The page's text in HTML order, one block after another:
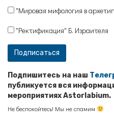
"Мировая мифология в
"Ректификация" Б. Израителя
Подпишитесь на наш
публикуется вся
мероприятиях Astorlabium.
Не беспокойтесь! Мы не спамим